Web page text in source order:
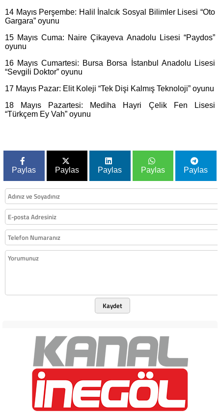
14 Mayıs Perşembe: Halil İnalcık Sosyal Bilimler Lisesi “Oto
Gargara” oyunu
15 Mayıs Cuma: Naire Çikayeva Anadolu Lisesi “Paydos”
oyunu
16 Mayıs Cumartesi: Bursa Borsa İstanbul Anadolu Lisesi
“Sevgili Doktor” oyunu
17 Mayıs Pazar: Elit Koleji “Tek Dişi Kalmış Teknoloji” oyunu
18 Mayıs Pazartesi: Mediha Hayri Çelik Fen Lisesi
“Türkçem Ey Vah” oyunu
Paylas Paylas Paylas Paylas Paylas
Kaydet